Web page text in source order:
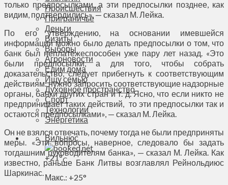
Происшествия
Приграничье
Деньги
Визиты
Выборы
Агроновости
Едим дома
Ищу семью
Духовное пространство
Спорт
Технологии
Энергетика
Вильнюс
+21°C
Макс.: +25°
только предпосылками, а эти предпосылки позднее, как
видим, подтвердились», — сказал М. Лейка.
По его утверждению, на основании имевшейся
информации можно было делать предпосылки о том, что
банк был неплатежеспособен уже пару лет назад. «Это
были предпосылки, а для того, чтобы собрать
доказательство, следует прибегнуть к соответствующим
действиям: нужно запросить соответствующие надзорные
органы, банки других стран и т. д. Ясно, что если никто не
предпринимает таких действий, то эти предпосылки так и
остаются предпосылками», — сказал М. Лейка.
Он не взялся отвечать, почему тогда не были предприняты
меры. «Эти вопросы, наверное, следовало бы задать
тогдашним руководителям банка», — сказал М. Лейка. Как
известно, раньше Банк Литвы возглавлял Рейнольдиюс
Шаркинас.